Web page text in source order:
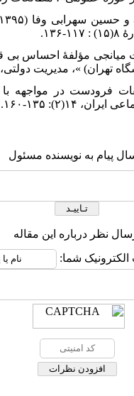
رهبر (۱۳۹۵) «بررسی اهمیت میانجی
»، مدیریت دولتی، ۸(۱): ۱۱۳-۱۳۶.
«تجربة زیستۀ طبقات
پیام به نویسنده مسئول
نظر درباره این مقاله
الکترونیک شما: